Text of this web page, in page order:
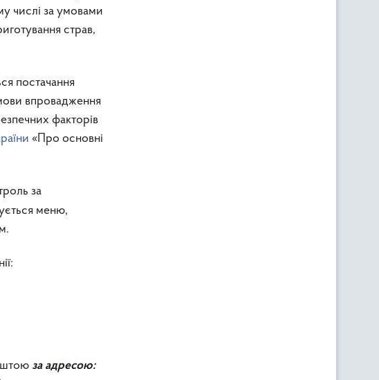
числі за умовами
страв,
постачання
впровадження
факторів
«Про основні
за
меню,
за адресою: